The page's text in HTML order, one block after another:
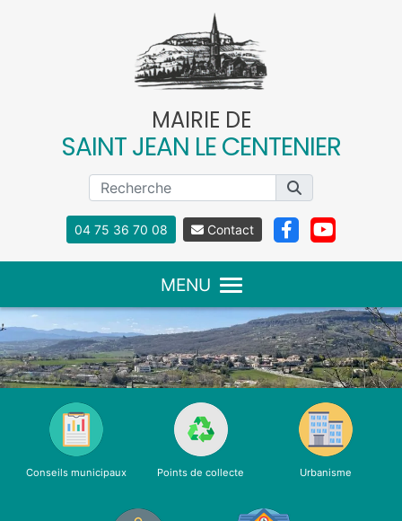
MAIRIE DE
SAINT JEAN LE CENTENIER
04 75 36 70 08 Contact
MENU
Conseils municipaux Points de collecte Urbanisme
Panneau de gestion des cookies